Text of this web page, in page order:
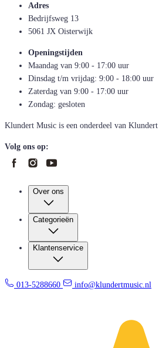
Adres
Bedrijfsweg 13
5061 JX Oisterwijk
Openingstijden
Maandag van 9:00 - 17:00 uur
Dinsdag t/m vrijdag: 9:00 - 18:00 uur
Zaterdag van 9:00 - 17:00 uur
Zondag: gesloten
Klundert Music is een onderdeel van
Volg ons op:
Over ons
Categorieën
Klantenservice
013-5288660 info@klundertmusic.nl